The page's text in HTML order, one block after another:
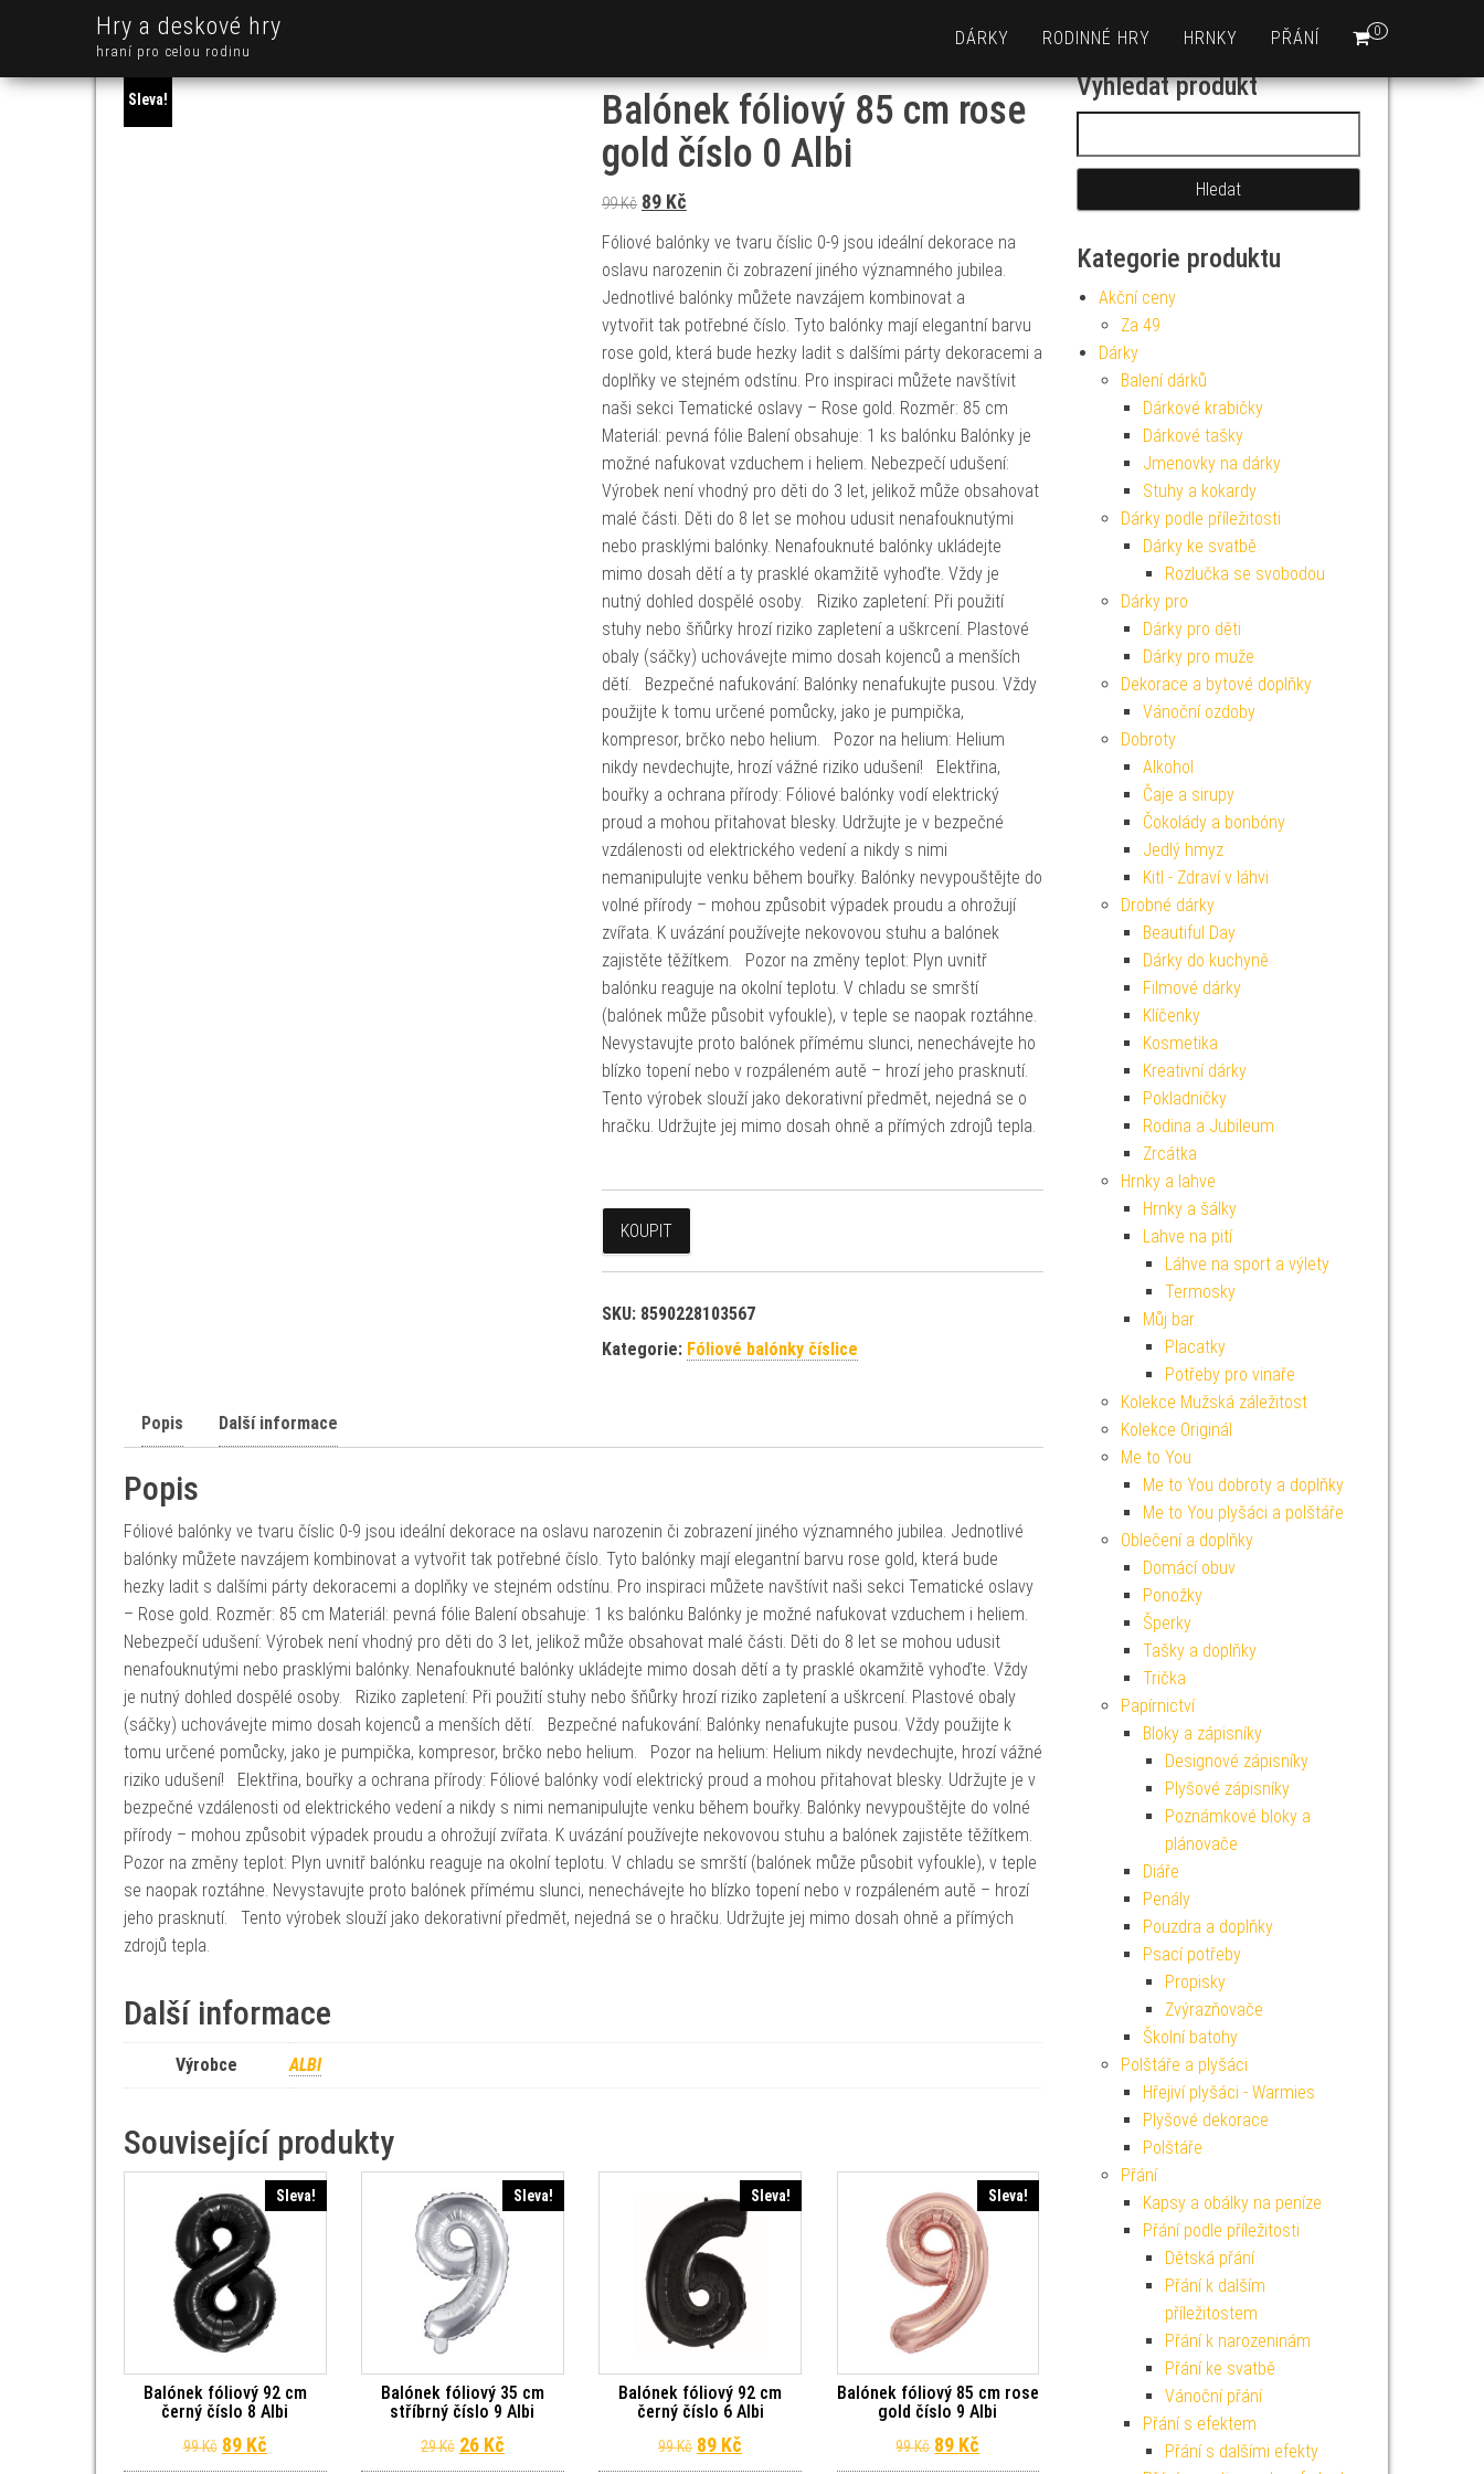
Hry a deskové hry
hraní pro celou rodinu
0
DÁRKY RODINNÉ HRY HRNKY PŘÁNÍ
Sleva!
Balónek fóliový 85 cm rose
gold číslo 0 Albi
99Kč Původní cena byla: 99 Kč.
89 KčAktuální cena je: 89 Kč.
Fóliové balónky ve tvaru číslic 0-9 jsou ideální dekorace na
oslavu narozenin či zobrazení jiného významného jubilea.
Jednotlivé balónky můžete navzájem kombinovat a
vytvořit tak potřebné číslo. Tyto balónky mají elegantní barvu
rose gold, která bude hezky ladit s dalšími párty dekoracemi a
doplňky ve stejném odstínu. Pro inspiraci můžete navštívit
naši sekci Tematické oslavy – Rose gold. Rozměr: 85 cm
Materiál: pevná fólie Balení obsahuje: 1 ks balónku Balónky je
možné nafukovat vzduchem i heliem. Nebezpečí udušení:
Výrobek není vhodný pro děti do 3 let, jelikož může obsahovat
malé části. Děti do 8 let se mohou udusit nenafouknutými
nebo prasklými balónky. Nenafouknuté balónky ukládejte
mimo dosah dětí a ty prasklé okamžitě vyhoďte. Vždy je
nutný dohled dospělé osoby. Riziko zapletení: Při použití
stuhy nebo šňůrky hrozí riziko zapletení a uškrcení. Plastové
obaly (sáčky) uchovávejte mimo dosah kojenců a menších
dětí. Bezpečné nafukování: Balónky nenafukujte pusou. Vždy
použijte k tomu určené pomůcky, jako je pumpička,
kompresor, brčko nebo helium. Pozor na helium: Helium
nikdy nevdechujte, hrozí vážné riziko udušení! Elektřina,
bouřky a ochrana přírody: Fóliové balónky vodí elektrický
proud a mohou přitahovat blesky. Udržujte je v bezpečné
vzdálenosti od elektrického vedení a nikdy s nimi
nemanipulujte venku během bouřky. Balónky nevypouštějte do
volné přírody – mohou způsobit výpadek proudu a ohrožují
zvířata. K uvázání používejte nekovovou stuhu a balónek
zajistěte těžítkem. Pozor na změny teplot: Plyn uvnitř
balónku reaguje na okolní teplotu. V chladu se smrští
(balónek může působit vyfoukle), v teple se naopak roztáhne.
Nevystavujte proto balónek přímému slunci, nenechávejte ho
blízko topení nebo v rozpáleném autě – hrozí jeho prasknutí.
Tento výrobek slouží jako dekorativní předmět, nejedná se o
hračku. Udržujte jej mimo dosah ohně a přímých zdrojů tepla.
KOUPIT
SKU: 8590228103567
Kategorie: Fóliové balónky číslice
Popis Další informace
Popis
Fóliové balónky ve tvaru číslic 0-9 jsou ideální dekorace na oslavu narozenin či zobrazení jiného významného jubilea. Jednotlivé
balónky můžete navzájem kombinovat a vytvořit tak potřebné číslo. Tyto balónky mají elegantní barvu rose gold, která bude
hezky ladit s dalšími párty dekoracemi a doplňky ve stejném odstínu. Pro inspiraci můžete navštívit naši sekci Tematické oslavy
– Rose gold. Rozměr: 85 cm Materiál: pevná fólie Balení obsahuje: 1 ks balónku Balónky je možné nafukovat vzduchem i heliem.
Nebezpečí udušení: Výrobek není vhodný pro děti do 3 let, jelikož může obsahovat malé části. Děti do 8 let se mohou udusit
nenafouknutými nebo prasklými balónky. Nenafouknuté balónky ukládejte mimo dosah dětí a ty prasklé okamžitě vyhoďte. Vždy
je nutný dohled dospělé osoby. Riziko zapletení: Při použití stuhy nebo šňůrky hrozí riziko zapletení a uškrcení. Plastové obaly
(sáčky) uchovávejte mimo dosah kojenců a menších dětí. Bezpečné nafukování: Balónky nenafukujte pusou. Vždy použijte k
tomu určené pomůcky, jako je pumpička, kompresor, brčko nebo helium. Pozor na helium: Helium nikdy nevdechujte, hrozí vážné
riziko udušení! Elektřina, bouřky a ochrana přírody: Fóliové balónky vodí elektrický proud a mohou přitahovat blesky. Udržujte je v
bezpečné vzdálenosti od elektrického vedení a nikdy s nimi nemanipulujte venku během bouřky. Balónky nevypouštějte do volné
přírody – mohou způsobit výpadek proudu a ohrožují zvířata. K uvázání používejte nekovovou stuhu a balónek zajistěte těžítkem.
Pozor na změny teplot: Plyn uvnitř balónku reaguje na okolní teplotu. V chladu se smrští (balónek může působit vyfoukle), v teple
se naopak roztáhne. Nevystavujte proto balónek přímému slunci, nenechávejte ho blízko topení nebo v rozpáleném autě – hrozí
jeho prasknutí. Tento výrobek slouží jako dekorativní předmět, nejedná se o hračku. Udržujte jej mimo dosah ohně a přímých
zdrojů tepla.
Další informace
Výrobce ALBI
Související produkty
Sleva!
Balónek fóliový 92 cm
černý číslo 8 Albi
99Kč Původní cena byla: 99 Kč.
89 KčAktuální cena je: 89 Kč.
Sleva!
Balónek fóliový 35 cm
stříbrný číslo 9 Albi
29Kč Původní cena byla: 29 Kč.
26 KčAktuální cena je: 26 Kč.
Sleva!
Balónek fóliový 92 cm
černý číslo 6 Albi
99Kč Původní cena byla: 99 Kč.
89 Kč Aktuální cena je: 89 Kč.
Sleva!
Balónek fóliový 85 cm rose
gold číslo 9 Albi
99Kč Původní cena byla: 99 Kč.
89 Kč Aktuální cena je: 89 Kč.
Vyhledat produkt
Kategorie produktu
Akční ceny
Za 49
Dárky
Balení dárků
Dárkové krabičky
Dárkové tašky
Jmenovky na dárky
Stuhy a kokardy
Dárky podle příležitosti
Dárky ke svatbě
Rozlučka se svobodou
Dárky pro
Dárky pro děti
Dárky pro muže
Dekorace a bytové doplňky
Vánoční ozdoby
Dobroty
Alkohol
Čaje a sirupy
Čokolády a bonbóny
Jedlý hmyz
Kitl - Zdraví v láhvi
Drobné dárky
Beautiful Day
Dárky do kuchyně
Filmové dárky
Klíčenky
Kosmetika
Kreativní dárky
Pokladničky
Rodina a Jubileum
Zrcátka
Hrnky a lahve
Hrnky a šálky
Lahve na pití
Láhve na sport a výlety
Termosky
Můj bar
Placatky
Potřeby pro vinaře
Kolekce Mužská záležitost
Kolekce Originál
Me to You
Me to You dobroty a doplňky
Me to You plyšáci a polštáře
Oblečení a doplňky
Domácí obuv
Ponožky
Šperky
Tašky a doplňky
Trička
Papírnictví
Bloky a zápisníky
Designové zápisníky
Plyšové zápisníky
Poznámkové bloky a
plánovače
Diáře
Penály
Pouzdra a doplňky
Psací potřeby
Propisky
Zvýrazňovače
Školní batohy
Polštáře a plyšáci
Hřejiví plyšáci - Warmies
Plyšové dekorace
Polštáře
Přání
Kapsy a obálky na peníze
Přání podle příležitosti
Dětská přání
Přání k dalším
příležitostem
Přání k narozeninám
Přání ke svatbě
Vánoční přání
Přání s efektem
Přání s dalšími efekty